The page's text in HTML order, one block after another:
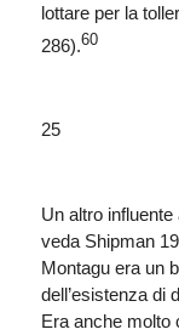
lottare per la
286).60
25
Un altro
veda Shipman
Montagu era un
dell’esistenza di
Era anche molto